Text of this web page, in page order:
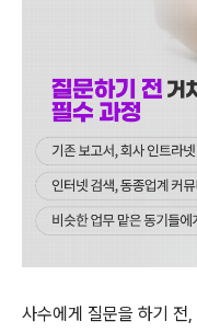
사수에게 질문을 하기 전